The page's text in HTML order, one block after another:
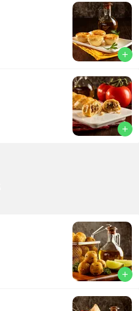
add
add
add